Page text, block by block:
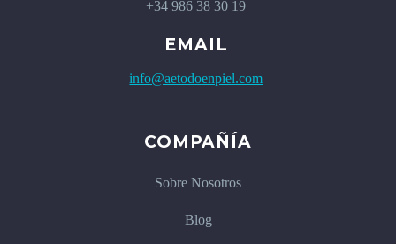
+34 986 38 30 19
EMAIL
info@aetodoenpiel.com
COMPAÑÍA
Sobre Nosotros
Blog